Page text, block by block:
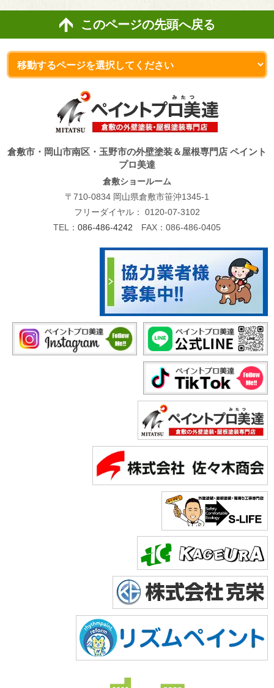
このページの先頭へ戻る
倉敷市・岡山市南区・玉野市の外壁塗装＆屋根専門店 ペイント
プロ美達
倉敷ショールーム
〒710-0834 岡山県倉敷市笹沖1345-1
フリーダイヤル： 0120-07-3102
TEL： 086-486-4242 FAX：086-486-0405